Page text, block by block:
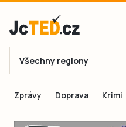
E-mail
Všechny regiony
Zprávy Doprava Krimi